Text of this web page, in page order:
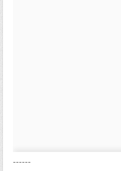
------